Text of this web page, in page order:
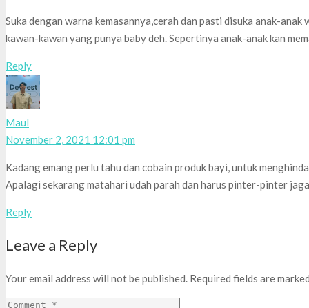
Suka dengan warna kemasannya,cerah dan pasti disuka anak-
kawan-kawan yang punya baby deh. Sepertinya anak-anak kan
Reply
Maul
November 2, 2021 12:01 pm
Kadang emang perlu tahu dan cobain produk bayi, untuk
Apalagi sekarang matahari udah parah dan harus pinter-pinter
Reply
Leave a Reply
Your email address will not be published. Required fields are